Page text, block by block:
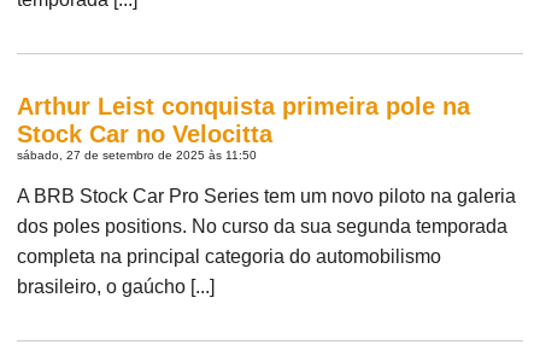
Arthur Leist conquista primeira pole na
Stock Car no Velocitta
sábado, 27 de setembro de 2025 às 11:50
A BRB Stock Car Pro Series tem um novo piloto na galeria
dos poles positions. No curso da sua segunda temporada
completa na principal categoria do automobilismo
brasileiro, o gaúcho [...]